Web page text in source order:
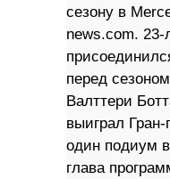
сезону в
news.com. 23-
перед
Валттери
выиграл Гран-
один подиум
глава